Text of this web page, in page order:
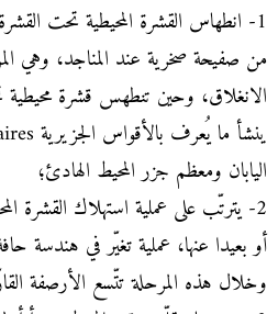
1- انطهاس القشرة المحيطية تحت
من صفيحة صخرية عند المناجد، وهي
الانغلاق، وحين تنطهس قشرة
اليابان ومعظم جزر المحيط الهادئ؛
2- يترتّب على عملية استهلاك القشرة
أو بعيدا عنها، عملية تغيّر في هندسة
وخلال هذه المرحلة تتّسع الأرصفة